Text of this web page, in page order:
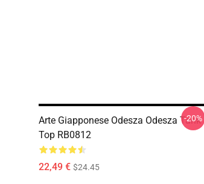
Arte Giapponese Odesza Odesza Tank
Top RB0812
22,49 € $24.45
-20%